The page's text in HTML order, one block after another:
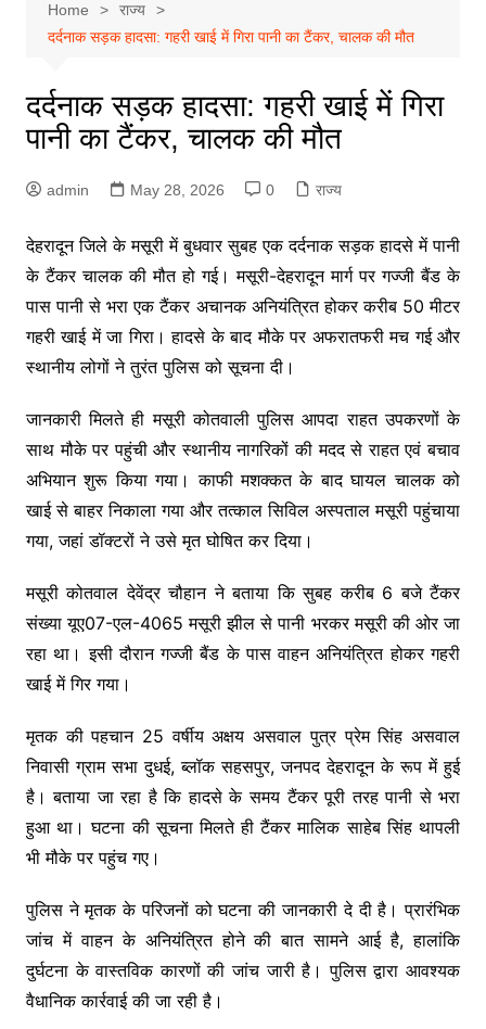
Home
राज्य
दर्दनाक सड़क हादसा: गहरी खाई में गिरा पानी का टैंकर, चालक की मौत
दर्दनाक सड़क हादसा: गहरी खाई में गिरा
पानी का टैंकर, चालक की मौत
admin May 28, 2026 0 राज्य
देहरादून जिले के मसूरी में बुधवार सुबह एक दर्दनाक सड़क हादसे में पानी
के टैंकर चालक की मौत हो गई। मसूरी-देहरादून मार्ग पर गज्जी बैंड के
पास पानी से भरा एक टैंकर अचानक अनियंत्रित होकर करीब 50 मीटर
गहरी खाई में जा गिरा। हादसे के बाद मौके पर अफरातफरी मच गई और
स्थानीय लोगों ने तुरंत पुलिस को सूचना दी।
जानकारी मिलते ही मसूरी कोतवाली पुलिस आपदा राहत उपकरणों के
साथ मौके पर पहुंची और स्थानीय नागरिकों की मदद से राहत एवं बचाव
अभियान शुरू किया गया। काफी मशक्कत के बाद घायल चालक को
खाई से बाहर निकाला गया और तत्काल सिविल अस्पताल मसूरी पहुंचाया
गया, जहां डॉक्टरों ने उसे मृत घोषित कर दिया।
मसूरी कोतवाल देवेंद्र चौहान ने बताया कि सुबह करीब 6 बजे टैंकर
संख्या यूए07-एल-4065 मसूरी झील से पानी भरकर मसूरी की ओर जा
रहा था। इसी दौरान गज्जी बैंड के पास वाहन अनियंत्रित होकर गहरी
खाई में गिर गया।
मृतक की पहचान 25 वर्षीय अक्षय असवाल पुत्र प्रेम सिंह असवाल
निवासी ग्राम सभा दुधई, ब्लॉक सहसपुर, जनपद देहरादून के रूप में हुई
है। बताया जा रहा है कि हादसे के समय टैंकर पूरी तरह पानी से भरा
हुआ था। घटना की सूचना मिलते ही टैंकर मालिक साहेब सिंह थापली
भी मौके पर पहुंच गए।
पुलिस ने मृतक के परिजनों को घटना की जानकारी दे दी है। प्रारंभिक
जांच में वाहन के अनियंत्रित होने की बात सामने आई है, हालांकि
दुर्घटना के वास्तविक कारणों की जांच जारी है। पुलिस द्वारा आवश्यक
वैधानिक कार्रवाई की जा रही है।